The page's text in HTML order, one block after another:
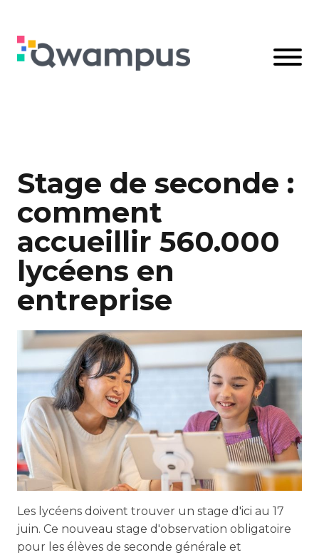
Stage de seconde :
comment
accueillir 560.000
lycéens en
entreprise
Les lycéens doivent trouver un stage d'ici au 17
juin. Ce nouveau stage d'observation obligatoire
pour les élèves de seconde générale et